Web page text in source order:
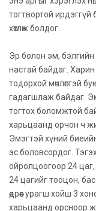
тогтвортой
хөтлөж болдог.
Эр болон эм,
настай байдаг.
тодорхой мөчлөгтэй
гадагшлаж байдаг.
тогтох боломжтой
харьцаанд орчон ч
Эмэгтэй хүний
эс боловсордог.
ойролцоогоор 24
24 цагийг тооцон,
өдрөөс урагш хойш 3
харьцаанд орсноор